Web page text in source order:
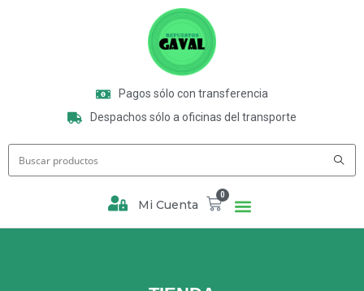
Pagos sólo con transferencia
Despachos sólo a oficinas del transporte
Mi Cuenta
0